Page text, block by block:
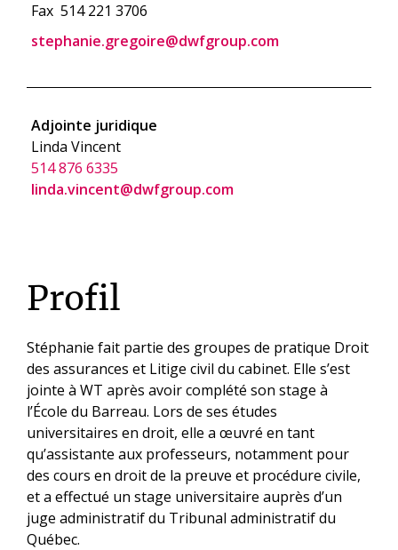
Fax 514 221 3706
stephanie.gregoire@dwfgroup.com
Adjointe juridique
Linda Vincent
514 876 6335
linda.vincent@dwfgroup.com
Profil
Stéphanie fait partie des groupes de pratique Droit
des assurances et Litige civil du cabinet. Elle s’est
jointe à WT après avoir complété son stage à
l’École du Barreau. Lors de ses études
universitaires en droit, elle a œuvré en tant
qu’assistante aux professeurs, notamment pour
des cours en droit de la preuve et procédure civile,
et a effectué un stage universitaire auprès d’un
juge administratif du Tribunal administratif du
Québec.